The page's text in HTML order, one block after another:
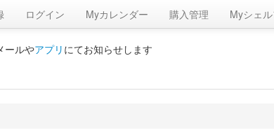
ログイン Myカレンダー 購入管理 Myシェル
ールやアプリ にてお知らせします